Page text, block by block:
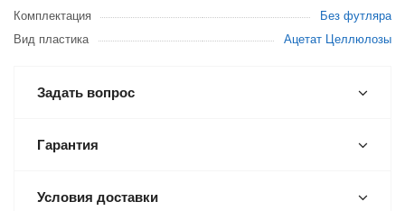
Комплектация
Без футляра
Вид пластика
Ацетат Целлюлозы
Задать вопрос
Гарантия
Условия доставки